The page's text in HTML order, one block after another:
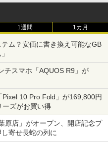
1週間 1カ月
ム？安価に書き換え可能なGB
チスマホ「AQUOS R9」が
Pixel 10 Pro Fold」が169,800円
ーズがお買い得
原店」がオープン、開店記念プ
寄せ長蛇の列に